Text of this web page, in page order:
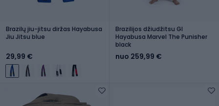
Brazilų jiu-jitsu diržas Hayabusa
Jiu Jitsu blue
29,99 €
Brazilijos džiudžitsu GI
Hayabusa Marvel The Punisher
black
nuo 259,99 €